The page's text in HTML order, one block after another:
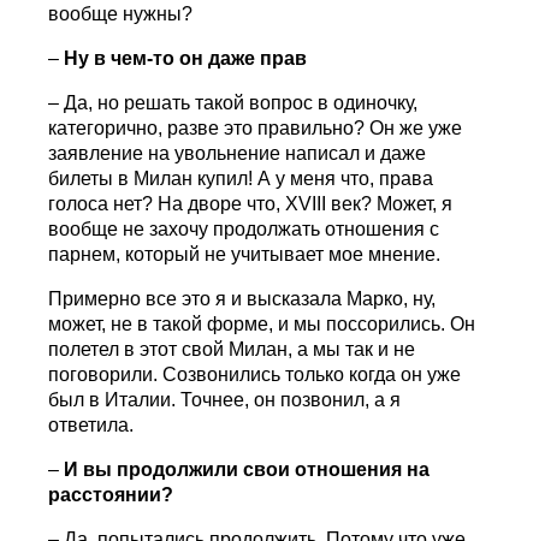
вообще нужны?
– Ну в чем-то он даже прав
– Да, но решать такой вопрос в одиночку,
категорично, разве это правильно? Он же уже
заявление на увольнение написал и даже
билеты в Милан купил! А у меня что, права
голоса нет? На дворе что, XVIII век? Может, я
вообще не захочу продолжать отношения с
парнем, который не учитывает мое мнение.
Примерно все это я и высказала Марко, ну,
может, не в такой форме, и мы поссорились. Он
полетел в этот свой Милан, а мы так и не
поговорили. Созвонились только когда он уже
был в Италии. Точнее, он позвонил, а я
ответила.
– И вы продолжили свои отношения на
расстоянии?